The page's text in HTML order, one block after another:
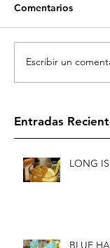
Comentarios
Escribir un
Entradas
LONG
BLUE